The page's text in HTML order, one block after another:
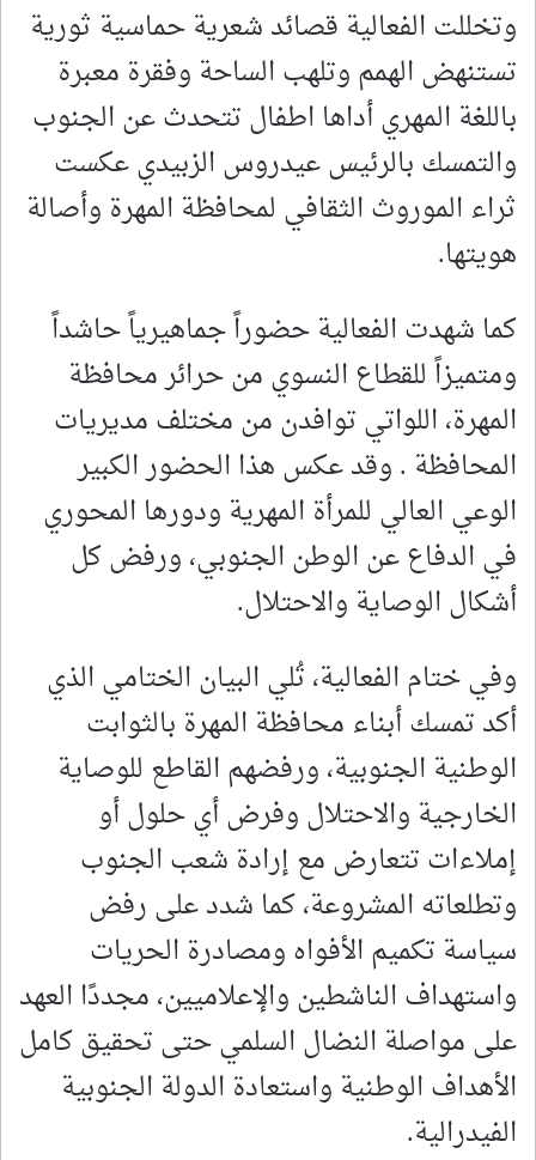
وتخللت الفعالية قصائد شعرية حماسية ثورية
تستنهض الهمم وتلهب الساحة وفقرة معبرة
باللغة المهري أداها اطفال تتحدث عن الجنوب
والتمسك بالرئيس عيدروس الزبيدي عكست
ثراء الموروث الثقافي لمحافظة المهرة وأصالة
هويتها.
كما شهدت الفعالية حضوراً جماهيرياً حاشداً
ومتميزاً للقطاع النسوي من حرائر محافظة
المهرة، اللواتي توافدن من مختلف مديريات
المحافظة . وقد عكس هذا الحضور الكبير
الوعي العالي للمرأة المهرية ودورها المحوري
في الدفاع عن الوطن الجنوبي، ورفض كل
أشكال الوصاية والاحتلال.
وفي ختام الفعالية، تُلي البيان الختامي الذي
أكد تمسك أبناء محافظة المهرة بالثوابت
الوطنية الجنوبية، ورفضهم القاطع للوصاية
الخارجية والاحتلال وفرض أي حلول أو
إملاءات تتعارض مع إرادة شعب الجنوب
وتطلعاته المشروعة، كما شدد على رفض
سياسة تكميم الأفواه ومصادرة الحريات
واستهداف الناشطين والإعلاميين، مجددًا العهد
على مواصلة النضال السلمي حتى تحقيق كامل
الأهداف الوطنية واستعادة الدولة الجنوبية
الفيدرالية.